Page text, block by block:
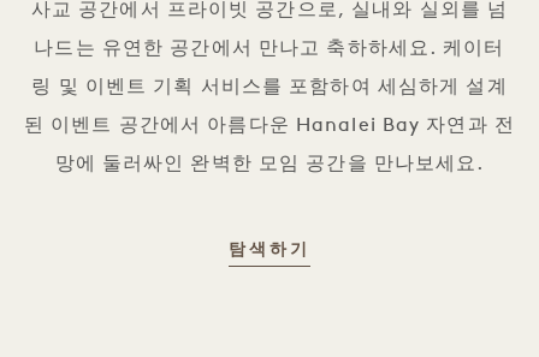
사교 공간에서 프라이빗 공간으로, 실내와 실외를 넘
나드는 유연한 공간에서 만나고 축하하세요. 케이터
링 및 이벤트 기획 서비스를 포함하여 세심하게 설계
된 이벤트 공간에서 아름다운 Hanalei Bay 자연과 전
망에 둘러싸인 완벽한 모임 공간을 만나보세요.
탐색하기